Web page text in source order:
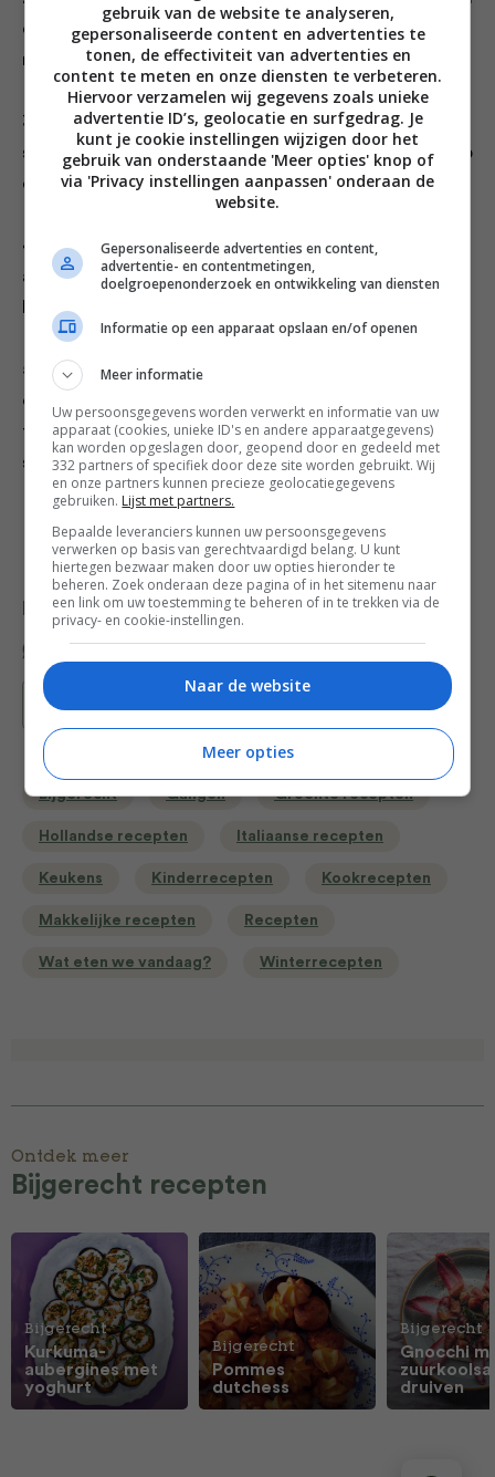
doe er de plakjes spek in. Bak ze krokant. Schep ze er
met een schuimspaan uit.
3 Bak de salieblaadjes in het spekvet. Voeg nu de
suiker, een paar scheuten azijn, sinaasappelrasp en -sap
en de rodekool toe. Dek af met alufolie.
4 Laat de kool 30-40 min. stoven op matig vuur. Roer
af en toe en voeg evt. wat water toe. Bak nog wat
hele salieblaadjes in een beetje olie om te garneren.
5 Roer de honing en een klont boter door de kool als
deze gaar en zacht is. Voeg naar smaak peper en zout
toe en serveer de rodekool met plakjes spek en
salieblaadjes.
Deel dit recept
Bijgerecht Gangen Groente recepten
Hollandse recepten Italiaanse recepten
Keukens Kinderrecepten Kookrecepten
Makkelijke recepten Recepten
Wat eten we vandaag? Winterrecepten
Ontdek meer
Bijgerecht recepten
Bijgerecht
Kurkuma-
aubergines met
yoghurt
Bijgerecht
Pommes
dutchess
Bijgerecht
Gnocchi
druiven
gebruik van de website te analyseren,
gepersonaliseerde content en advertenties te
tonen, de effectiviteit van advertenties en
content te meten en onze diensten te verbeteren.
Hiervoor verzamelen wij gegevens zoals unieke
advertentie ID’s, geolocatie en surfgedrag. Je
kunt je cookie instellingen wijzigen door het
gebruik van onderstaande 'Meer opties' knop of
via 'Privacy instellingen aanpassen' onderaan de
website.
Gepersonaliseerde advertenties en content,
advertentie- en contentmetingen,
doelgroepenonderzoek en ontwikkeling van diensten
Informatie op een apparaat opslaan en/of openen
Meer informatie
Uw persoonsgegevens worden verwerkt en informatie van uw
apparaat (cookies, unieke ID's en andere apparaatgegevens)
kan worden opgeslagen door, geopend door en gedeeld met
332 partners of specifiek door deze site worden gebruikt. Wij
en onze partners kunnen precieze geolocatiegegevens
gebruiken. Lijst met partners.
Bepaalde leveranciers kunnen uw persoonsgegevens
verwerken op basis van gerechtvaardigd belang. U kunt
hiertegen bezwaar maken door uw opties hieronder te
beheren. Zoek onderaan deze pagina of in het sitemenu naar
een link om uw toestemming te beheren of in te trekken via de
privacy- en cookie-instellingen.
Naar de website
Meer opties